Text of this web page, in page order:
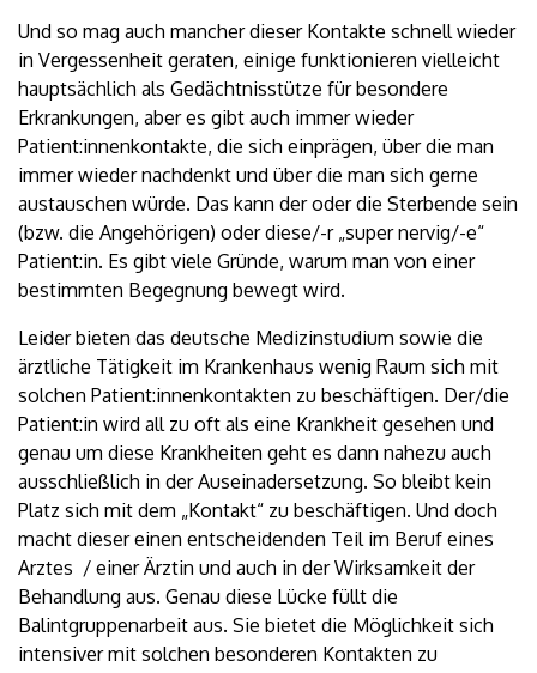
Und so mag auch mancher dieser Kontakte schnell wieder
in Vergessenheit geraten, einige funktionieren vielleicht
hauptsächlich als Gedächtnisstütze für besondere
Erkrankungen, aber es gibt auch immer wieder
Patient:innenkontakte, die sich einprägen, über die man
immer wieder nachdenkt und über die man sich gerne
austauschen würde. Das kann der oder die Sterbende sein
(bzw. die Angehörigen) oder diese/-r „super nervig/-e“
Patient:in. Es gibt viele Gründe, warum man von einer
bestimmten Begegnung bewegt wird.
Leider bieten das deutsche Medizinstudium sowie die
ärztliche Tätigkeit im Krankenhaus wenig Raum sich mit
solchen Patient:innenkontakten zu beschäftigen. Der/die
Patient:in wird all zu oft als eine Krankheit gesehen und
genau um diese Krankheiten geht es dann nahezu auch
ausschließlich in der Auseinadersetzung. So bleibt kein
Platz sich mit dem „Kontakt“ zu beschäftigen. Und doch
macht dieser einen entscheidenden Teil im Beruf eines
Arztes / einer Ärztin und auch in der Wirksamkeit der
Behandlung aus. Genau diese Lücke füllt die
Balintgruppenarbeit aus. Sie bietet die Möglichkeit sich
intensiver mit solchen besonderen Kontakten zu